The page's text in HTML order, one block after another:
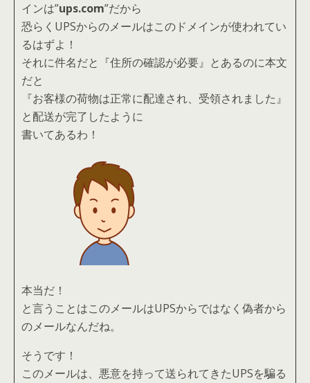
インは”ups.com”だから
恐らくUPSからのメールはこのドメインが使われてい
るはずよ！
それに件名だと『住所の確認が必要』とあるのに本文
だと
『お客様の荷物は正常に配達され、受領されました』
と配送が完了したように
書いてあるわ！
本当だ！
と言うことはこのメールはUPSからではなく偽者から
のメールなんだね。
そうです！
このメールは、悪意を持って送られてきたUPSを騙る